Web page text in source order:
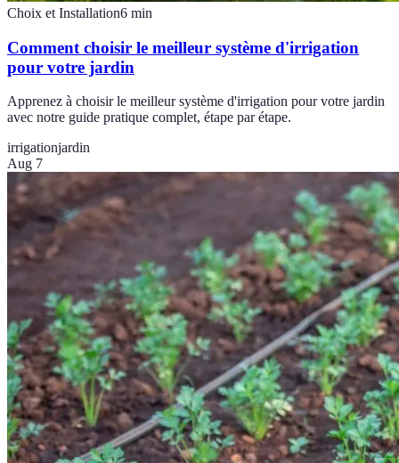
Choix et Installation6 min
Comment choisir le meilleur système d'irrigation
pour votre jardin
Apprenez à choisir le meilleur système d'irrigation pour votre jardin
avec notre guide pratique complet, étape par étape.
irrigationjardin
Aug 7